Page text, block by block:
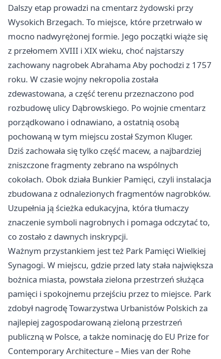
Dalszy etap prowadzi na cmentarz żydowski przy
Wysokich Brzegach. To miejsce, które przetrwało w
mocno nadwyrężonej formie. Jego początki wiąże się
z przełomem XVIII i XIX wieku, choć najstarszy
zachowany nagrobek Abrahama Aby pochodzi z 1757
roku. W czasie wojny nekropolia została
zdewastowana, a część terenu przeznaczono pod
rozbudowę ulicy Dąbrowskiego. Po wojnie cmentarz
porządkowano i odnawiano, a ostatnią osobą
pochowaną w tym miejscu został Szymon Kluger.
Dziś zachowała się tylko część macew, a najbardziej
zniszczone fragmenty zebrano na wspólnych
cokołach. Obok działa Bunkier Pamięci, czyli instalacja
zbudowana z odnalezionych fragmentów nagrobków.
Uzupełnia ją ścieżka edukacyjna, która tłumaczy
znaczenie symboli nagrobnych i pomaga odczytać to,
co zostało z dawnych inskrypcji.
Ważnym przystankiem jest też Park Pamięci Wielkiej
Synagogi. W miejscu, gdzie przed laty stała największa
bożnica miasta, powstała zielona przestrzeń służąca
pamięci i spokojnemu przejściu przez to miejsce. Park
zdobył nagrodę Towarzystwa Urbanistów Polskich za
najlepiej zagospodarowaną zieloną przestrzeń
publiczną w Polsce, a także nominację do EU Prize for
Contemporary Architecture – Mies van der Rohe